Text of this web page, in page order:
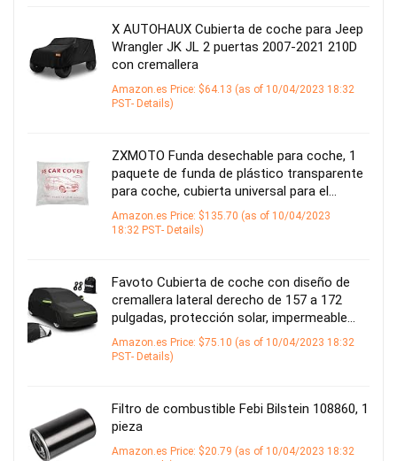
X AUTOHAUX Cubierta de coche para Jeep
Wrangler JK JL 2 puertas 2007-2021 210D
con cremallera
Amazon.es Price: $64.13 (as of 10/04/2023 18:32
PST- Details)
ZXMOTO Funda desechable para coche, 1
paquete de funda de plástico transparente
para coche, cubierta universal para el…
Amazon.es Price: $135.70 (as of 10/04/2023
18:32 PST- Details)
Favoto Cubierta de coche con diseño de
cremallera lateral derecho de 157 a 172
pulgadas, protección solar, impermeable…
Amazon.es Price: $75.10 (as of 10/04/2023 18:32
PST- Details)
Filtro de combustible Febi Bilstein 108860, 1
pieza
Amazon.es Price: $20.79 (as of 10/04/2023 18:32